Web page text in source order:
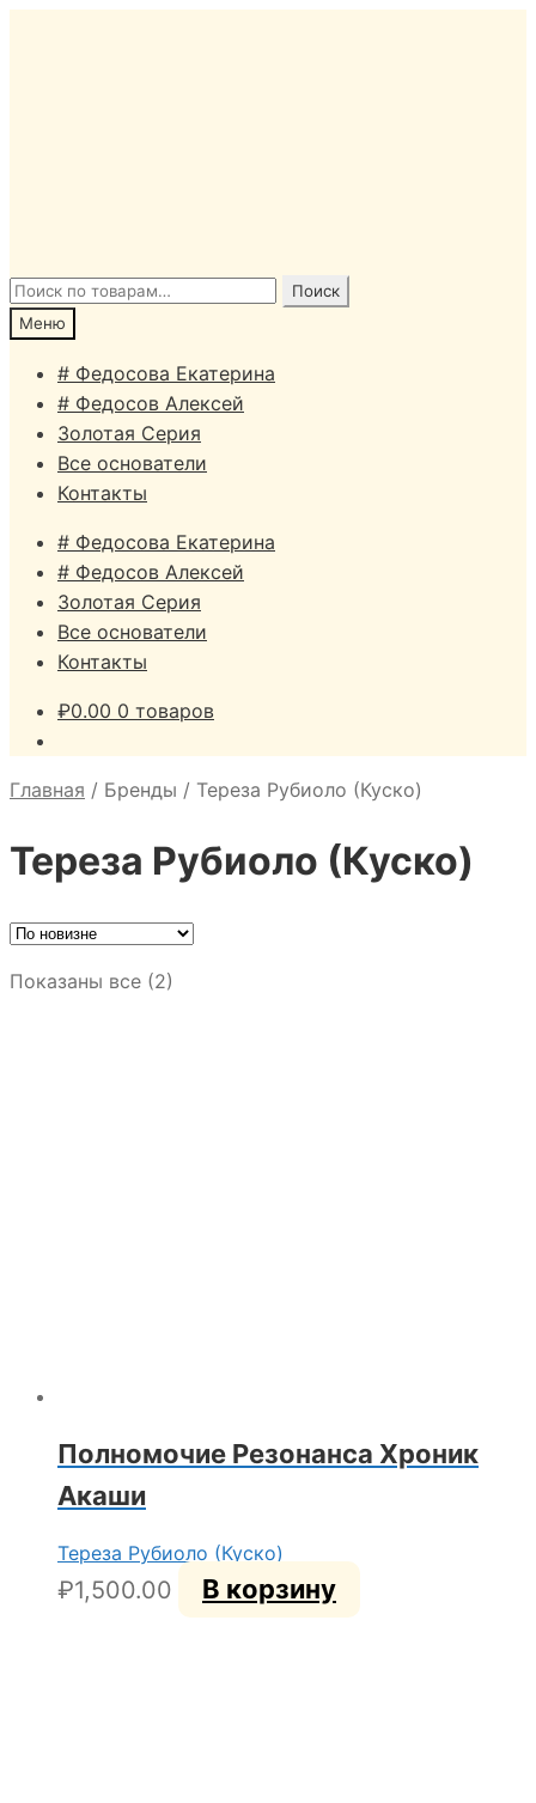
Искать:
Поиск
Меню
# Федосова Екатерина
# Федосов Алексей
Золотая Серия
Все основатели
Контакты
# Федосова Екатерина
# Федосов Алексей
Золотая Серия
Все основатели
Контакты
₽0.00 0 товаров
Главная / Бренды / Тереза Рубиоло (Куско)
Тереза Рубиоло (Куско)
Показаны все (2)
Полномочие Резонанса Хроник
Акаши
Тереза Рубиоло (Куско)
₽1,500.00 В корзину